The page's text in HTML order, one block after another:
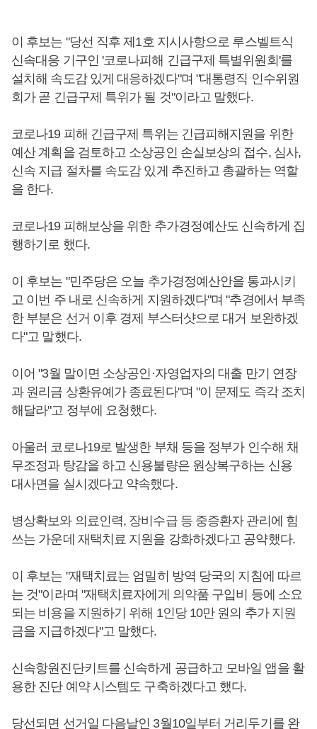
이 후보는 "당선 직후 제1호 지시사항으로 루스벨트식
신속대응 기구인 '코로나피해 긴급구제 특별위원회'를
설치해 속도감 있게 대응하겠다"며 "대통령직 인수위원
회가 곧 긴급구제 특위가 될 것"이라고 말했다.
코로나19 피해 긴급구제 특위는 긴급피해지원을 위한
예산 계획을 검토하고 소상공인 손실보상의 접수, 심사,
신속 지급 절차를 속도감 있게 추진하고 총괄하는 역할
을 한다.
코로나19 피해보상을 위한 추가경정예산도 신속하게 집
행하기로 했다.
이 후보는 "민주당은 오늘 추가경정예산안을 통과시키
고 이번 주 내로 신속하게 지원하겠다"며 "추경에서 부족
한 부분은 선거 이후 경제 부스터샷으로 대거 보완하겠
다"고 말했다.
이어 "3월 말이면 소상공인·자영업자의 대출 만기 연장
과 원리금 상환유예가 종료된다"며 "이 문제도 즉각 조치
해달라"고 정부에 요청했다.
아울러 코로나19로 발생한 부채 등을 정부가 인수해 채
무조정과 탕감을 하고 신용불량은 원상복구하는 신용
대사면을 실시겠다고 약속했다.
병상확보와 의료인력, 장비수급 등 중증환자 관리에 힘
쓰는 가운데 재택치료 지원을 강화하겠다고 공약했다.
이 후보는 "재택치료는 엄밀히 방역 당국의 지침에 따르
는 것"이라며 "재택치료자에게 의약품 구입비 등에 소요
되는 비용을 지원하기 위해 1인당 10만 원의 추가 지원
금을 지급하겠다"고 말했다.
신속항원진단키트를 신속하게 공급하고 모바일 앱을 활
용한 진단 예약 시스템도 구축하겠다고 했다.
당선되면 선거일 다음날인 3월10일부터 거리두기를 완